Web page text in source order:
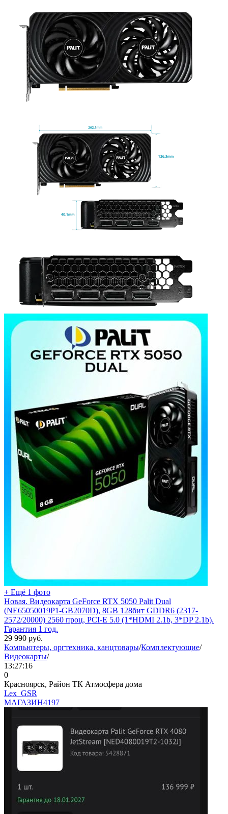
+ Ещё 1 фото
Новая. Видеокарта GeForce RTX 5050 Palit Dual
(NE65050019P1-GB2070D), 8GB 128бит GDDR6 (2317-
2572/20000) 2560 проц, PCI-E 5.0 (1*HDMI 2.1b, 3*DP 2.1b).
Гарантия 1 год.
29 990 руб.
Компьютеры, оргтехника, канцтовары/Комплектующие/
Видеокарты/
13:27:16
0
Красноярск, Район ТК Атмосфера дома
Lex_GSR
МАГАЗИН4197